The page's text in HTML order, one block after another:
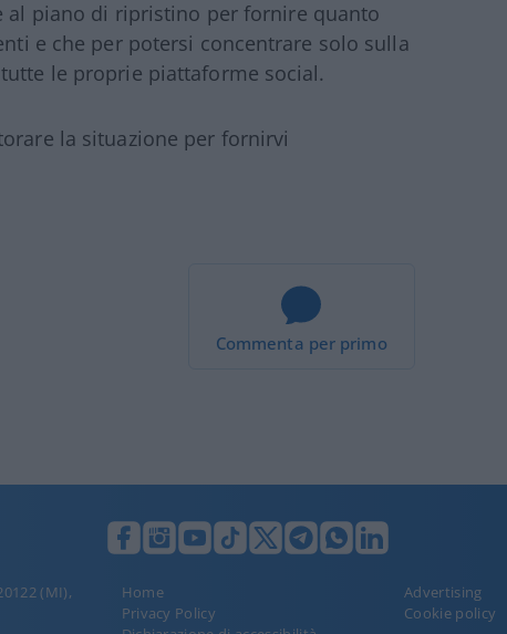
al piano di ripristino per fornire quanto
e che per potersi concentrare solo sulla
le proprie piattaforme social.
la situazione per fornirvi
Commenta per primo
(MI),
Home Advertising
Privacy Policy
Cookie policy